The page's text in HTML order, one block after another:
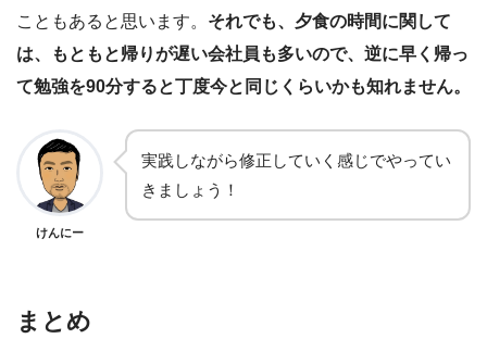
こともあると思います。 それでも、夕食の時間に関して
は、もともと帰りが遅い会社員も多いので、逆に早く帰っ
て勉強を90分すると丁度今と同じくらいかも知れません。
けんにー
実践しながら修正していく感じでやってい
きましょう！
まとめ